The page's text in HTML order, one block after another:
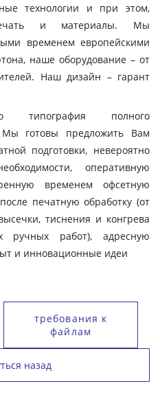
технологии и при этом,
и материалы. Мы
временем европейскими
наше оборудование – от
Наш дизайн – гарант
полного
Мы готовы предложить Вам
подготовки, невероятно
оперативную
временем офсетную
печатную обработку (от
тиснения и конгрева
ручных работ), адресную
и инновационные идеи
требования к
файлам
назад